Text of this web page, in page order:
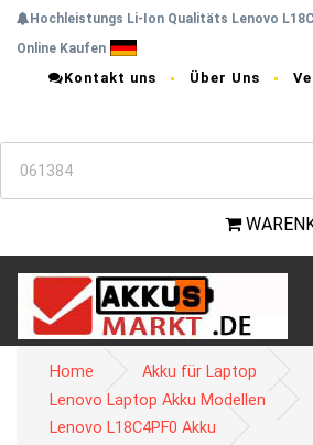
Hochleistungs Li-Ion Qualitäts Lenovo
Online Kaufen
Kontakt uns Über Uns
Home
Akku für Laptop
Lenovo Laptop Akku Modellen
Lenovo L18C4PF0 Akku